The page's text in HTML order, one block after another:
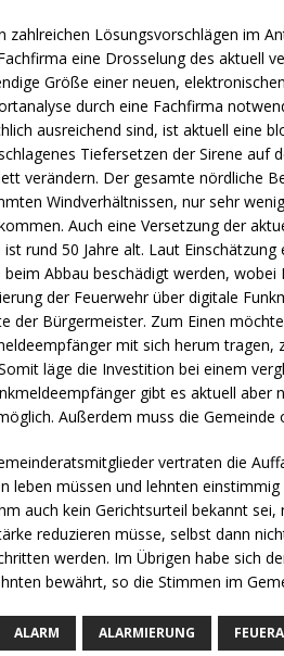
zahlreichen Lösungsvorschlägen im
eine Drosselung des aktuell
Größe einer neuen,
durch eine Fachfirma
ausreichend sind, ist aktuell eine
Tiefersetzen der Sirene auf
verändern. Der gesamte nördliche
Windverhältnissen, nur sehr
Auch eine Versetzung der
ist rund 50 Jahre alt. Laut
beim Abbau beschädigt werden,
der Feuerwehr über digitale
der Bürgermeister. Zum Einen
mit sich herum tragen,
läge die Investition bei einem
gibt es aktuell aber
Außerdem muss die
vertraten die
leben müssen und lehnten
auch kein Gerichtsurteil bekannt
reduzieren müsse, selbst dann
werden. Im Übrigen habe sich
bewährt, so die Stimmen im
ALARM ALARMIERUNG